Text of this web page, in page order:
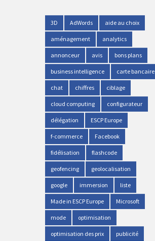
3D AdWords aide au choix
aménagement analytics
annonceur avis bons plans
business intelligence carte bancaire
chat chiffres ciblage
cloud computing configurateur
délégation ESCP Europe
f-commerce Facebook
fidélisation flashcode
geofencing geolocalisation
google immersion liste
Made in ESCP Europe Microsoft
mode optimisation
optimisation des prix publicité